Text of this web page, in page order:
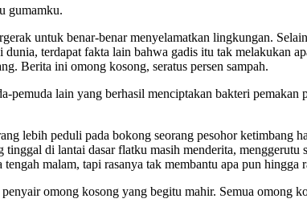
untuk benar-benar menyelamatkan lingkungan.
terdapat fakta lain bahwa gadis itu tak melakukan
Berita ini omong kosong, seratus persen sampah.
pemuda lain yang berhasil menciptakan bakteri
lebih peduli pada bokong seorang pesohor ketimbang
di lantai dasar flatku masih menderita,
malam, tapi rasanya tak membantu apa pun hingga
omong kosong yang begitu mahir. Semua omong